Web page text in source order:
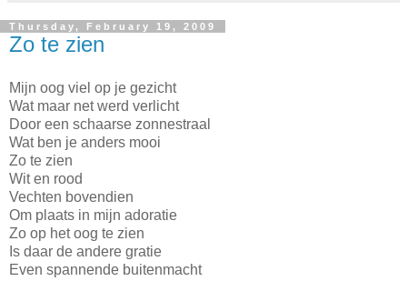
Thursday, February 19, 2009
Zo te zien
Mijn oog viel op je gezicht
Wat maar net werd verlicht
Door een schaarse zonnestraal
Wat ben je anders mooi
Zo te zien
Wit en rood
Vechten bovendien
Om plaats in mijn adoratie
Zo op het oog te zien
Is daar de andere gratie
Even spannende buitenmacht